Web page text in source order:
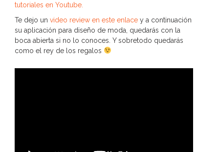
tutoriales en Youtube.
Te dejo un video review en este enlace y a continuación
su aplicación para diseño de moda, quedarás con la
boca abierta si no lo conoces. Y sobretodo quedarás
como el rey de los regalos